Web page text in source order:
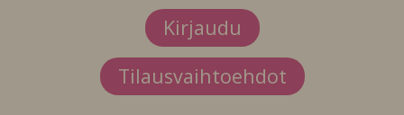
Kirjaudu
Tilausvaihtoehdot